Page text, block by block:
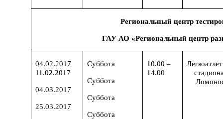
Региональный центр
ГАУ АО «Региональный центр
04.02.2017
11.02.2017
04.03.2017
25.03.2017
Суббота
Суббота
Суббота
Суббота
10.00 –
14.00